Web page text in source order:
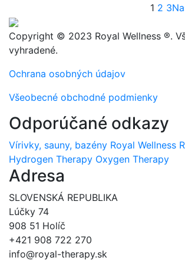
1 2 3
Copyright © 2023 Royal Wellness ®.
vyhradené.
Ochrana osobných údajov
Všeobecné obchodné podmienky
Odporúčané odkazy
Vírivky, sauny, bazény Royal Wellness
Hydrogen Therapy Oxygen Therapy
Adresa
SLOVENSKÁ REPUBLIKA
Lúčky 74
908 51 Holíč
+421 908 722 270
info@royal-therapy.sk